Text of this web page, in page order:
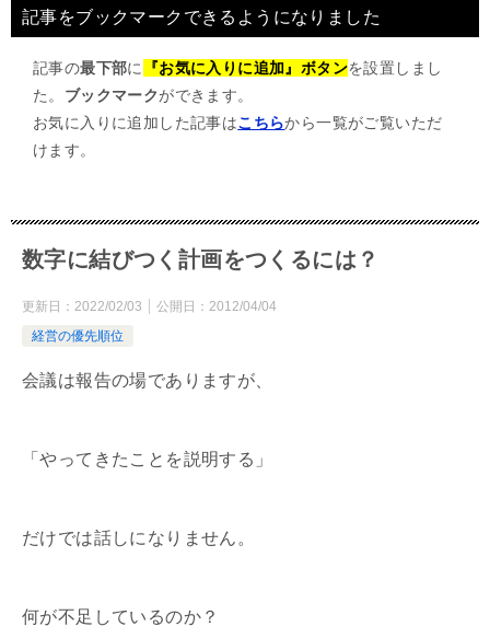
記事をブックマークできるようになりました
記事の最下部に 『お気に入りに追加』ボタンを設置しまし
た。 ブックマークができます。
お気に入りに追加した記事はこちらから一覧がご覧いただ
けます。
数字に結びつく計画をつくるには？
更新日： 2022/02/03 公開日： 2012/04/04
経営の優先順位
会議は報告の場でありますが、
「やってきたことを説明する」
だけでは話しになりません。
何が不足しているのか？